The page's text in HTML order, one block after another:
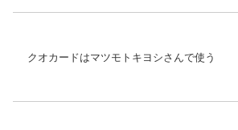
クオカードはマツモトキヨシさんで使う